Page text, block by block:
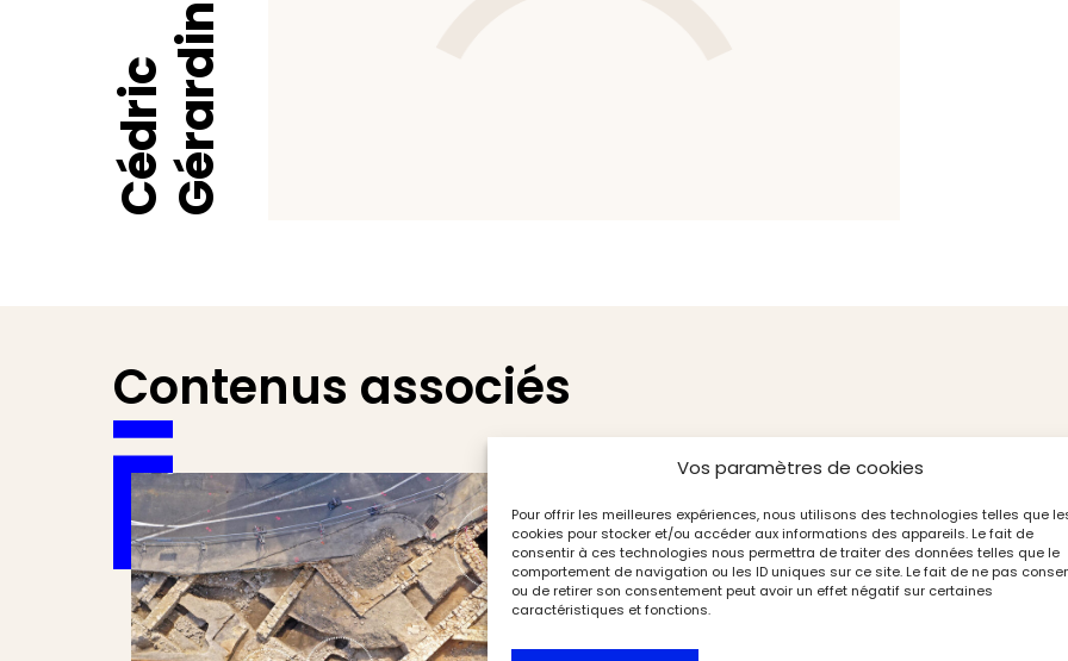
Vos paramètres de cookies
Pour offrir les meilleures expériences, nous utilisons des technologies telles que
cookies pour stocker et/ou accéder aux informations des appareils. Le fait de
consentir à ces technologies nous permettra de traiter des données telles que le
comportement de navigation ou les ID uniques sur ce site. Le fait de ne pas
ou de retirer son consentement peut avoir un effet négatif sur certaines
caractéristiques et fonctions.
CédricGérardin
Contenus associés